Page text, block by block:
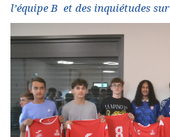
l’équipe B et des inquiétudes